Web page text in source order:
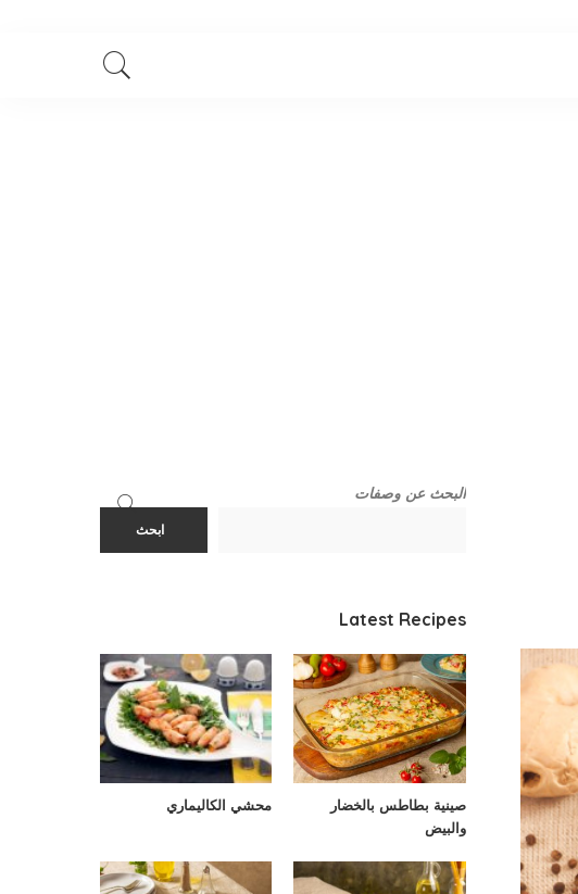
البحث عن وصفات
ابحث
Latest Recipes
صينية بطاطس بالخضار
والبيض
محشي الكاليماري